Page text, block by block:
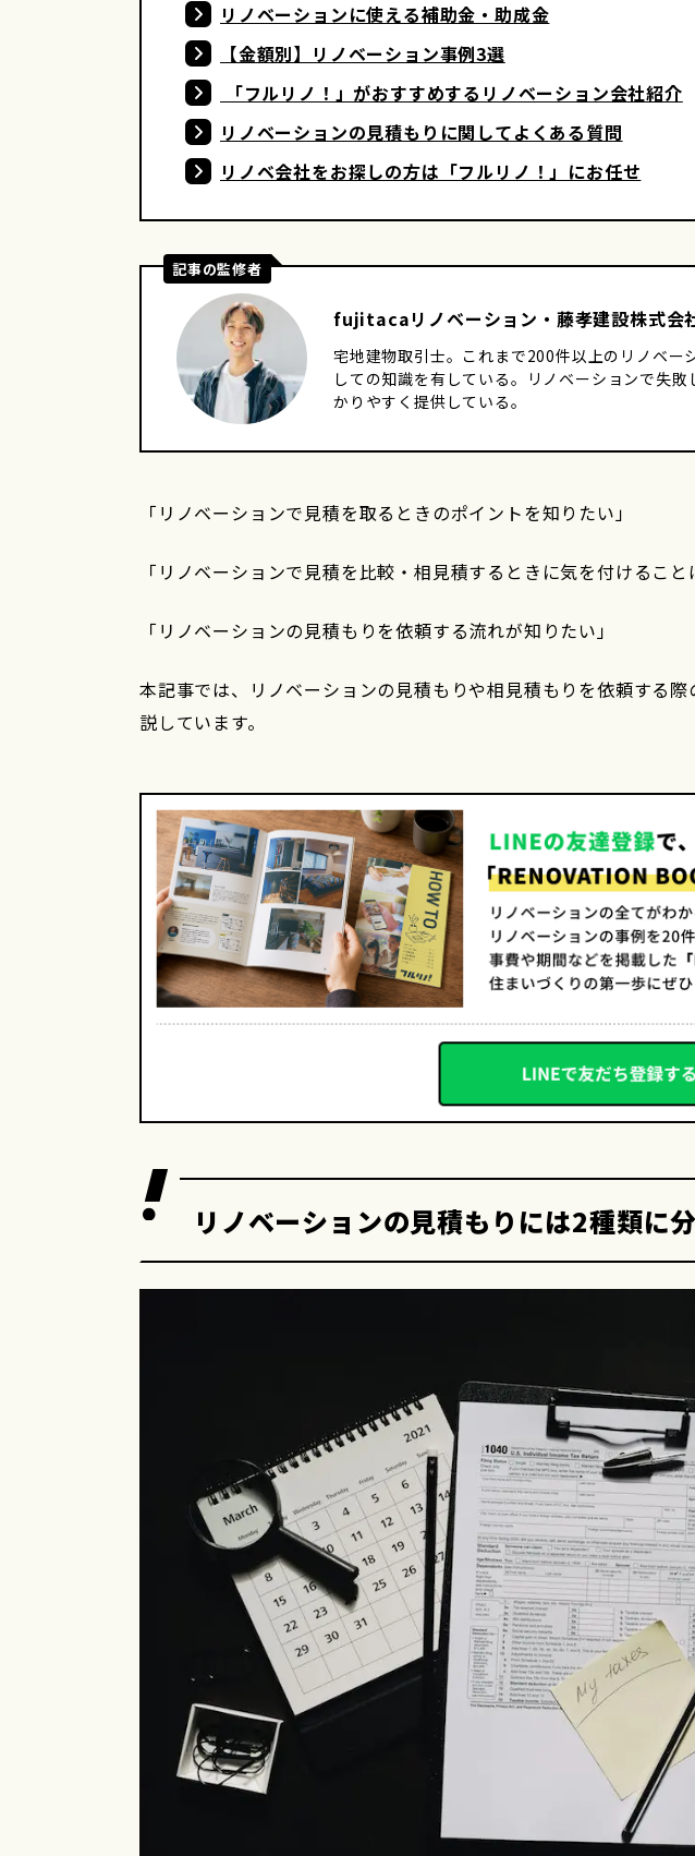
リノベーションに使える補助金・助成金
【金額別】リノベーション事例3選
「フルリノ！」がおすすめするリノベーション会社紹介
リノベーションの見積もりに関してよくある質問
リノベ会社をお探しの方は「フルリノ！」にお任せ
記事の監修者
fujitacaリノベーション・藤孝建設株式会
宅地建物取引士。これまで200件以上のリノベ
しての知識を有している。リノベーションで失
かりやすく提供している。
「リノベーションで見積を取るときのポイントを知りたい」
「リノベーションで見積を比較・相見積するときに気を付けること
「リノベーションの見積もりを依頼する流れが知りたい」
本記事では、リノベーションの見積もりや相見積もりを依頼する
説しています。
リノベーションの見積もりには2種類に